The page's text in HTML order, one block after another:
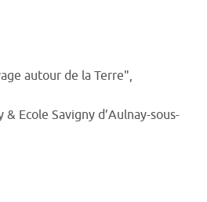
autour de la Terre",
& Ecole Savigny d’Aulnay-sous-